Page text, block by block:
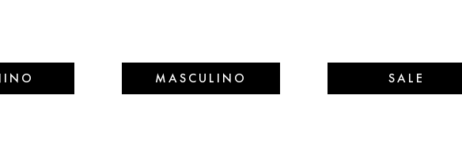
MASCULINO SALE